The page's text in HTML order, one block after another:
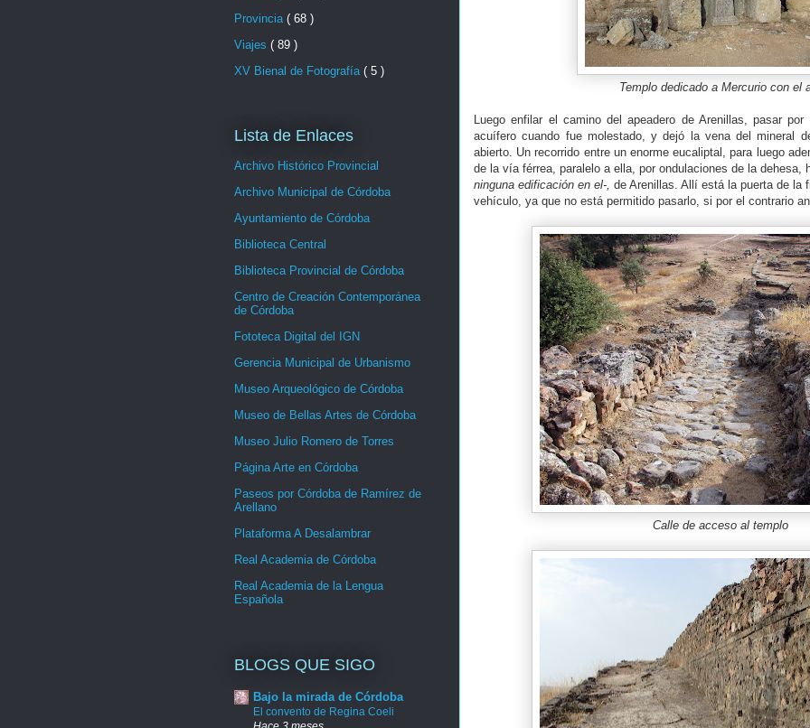
Templo dedicado a Mercurio con el
Luego enfilar el camino del apeadero de Arenillas, pasar
acuífero cuando fue molestado, y dejó la vena del mineral
abierto. Un recorrido entre un enorme eucaliptal, para luego
de la vía férrea, paralelo a ella, por ondulaciones de la dehesa,
ninguna edificación en el-, de Arenillas. Allí está la puerta de la
vehículo, ya que no está permitido pasarlo, si por el contrario
Calle de acceso al templo
Provincia ( 68 )
Viajes ( 89 )
XV Bienal de Fotografía ( 5 )
Lista de Enlaces
Archivo Histórico Provincial
Archivo Municipal de Córdoba
Ayuntamiento de Córdoba
Biblioteca Central
Biblioteca Provincial de Córdoba
Centro de Creación Contemporánea
de Córdoba
Fototeca Digital del IGN
Gerencia Municipal de Urbanismo
Museo Arqueológico de Córdoba
Museo de Bellas Artes de Córdoba
Museo Julio Romero de Torres
Página Arte en Córdoba
Paseos por Córdoba de Ramírez de
Arellano
Plataforma A Desalambrar
Real Academia de Córdoba
Real Academia de la Lengua
Española
BLOGS QUE SIGO
Bajo la mirada de Córdoba
El convento de Regina Coeli